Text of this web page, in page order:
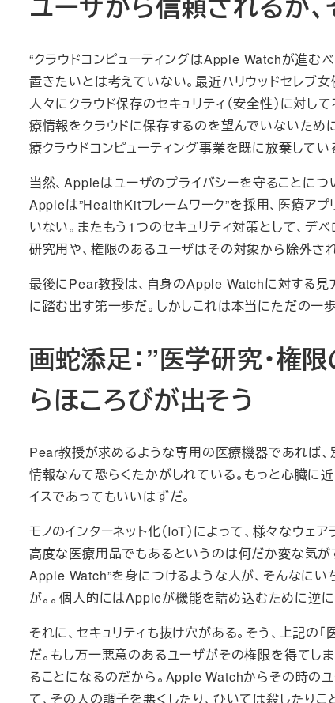
“クラウドコンピューティングはApple Watchが進む
置きたいとは考えていない。最近ハリウッドセレブ
人々にクラウド保存のセキュリティ（安全性）に対
療情報をクラウドに保存するのを望んでいないため
療クラウドコンピューティング事業を既に放棄して
当然、Appleはユーザのプライバシーを守ることに
Appleは”HealthKitフレームワーク”を採用、医療ア
いない。またもう1つのセキュリティ対策として、デ
研究用や、権限のあるユーザはその対象から除外さ
最後にPear教授は、自身のApple Watchに対する
に踏む出す第一歩だ。しかしこれは本当にただの一
画蛇添足：”医学研究・権
らほころびが出そう
Pear教授が求めるような専用の医療機器であれば
情報なんて恐らくたかがしれている。もっと心臓に
イスであってもいいはずだ。
モノのインターネット化（IoT）によって、様々なウ
高度な医療用品でもあるというのは何だか変な気が
Apple Watch”を身につけるような人が、そんなに
が。。個人的にはAppleが機能を詰め込むために逆
それに、セキュリティも抜け穴がある。そう、上記
だ。もし万一悪意のあるユーザがその権限を得てし
ることになるのだから。Apple Watchからその時の
て、その人の調子を悪くしたり、ひいては殺したり